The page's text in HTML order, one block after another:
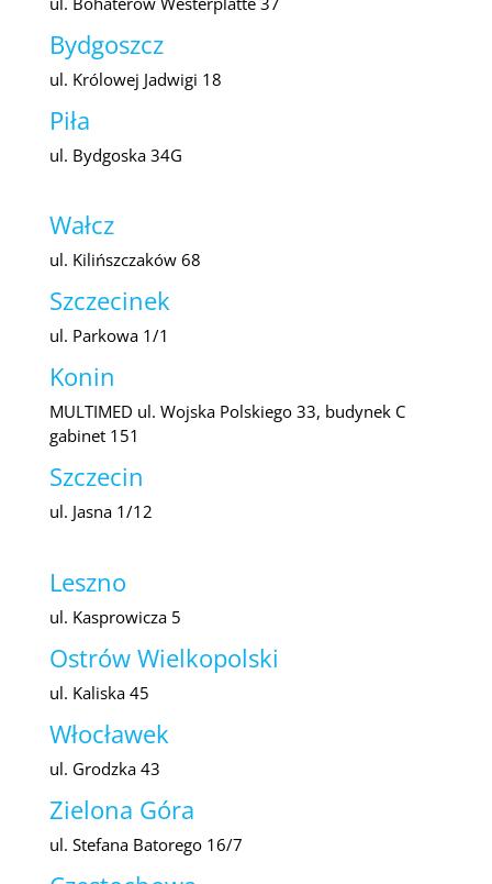
Bydgoszcz
ul. Królowej Jadwigi 18
Piła
ul. Bydgoska 34G
Wałcz
ul. Kilińszczaków 68
Szczecinek
ul. Parkowa 1/1
Konin
MULTIMED ul. Wojska Polskiego 33, budynek C
gabinet 151
Szczecin
ul. Jasna 1/12
Leszno
ul. Kasprowicza 5
Ostrów Wielkopolski
ul. Kaliska 45
Włocławek
ul. Grodzka 43
Zielona Góra
ul. Stefana Batorego 16/7